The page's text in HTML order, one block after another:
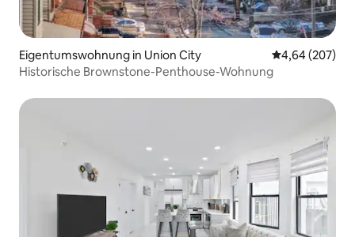
Eigentumswohnung in Union City
4,64 (207)
Historische Brownstone-Penthouse-Wohnung